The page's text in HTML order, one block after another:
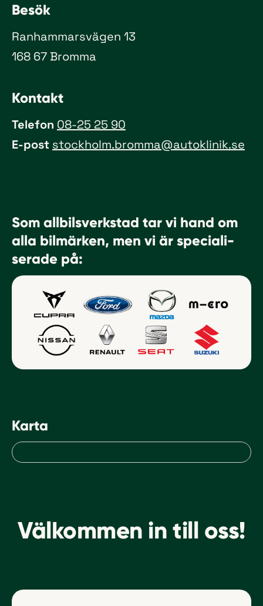
Besök
Ranhammarsvägen 13
168 67 Bromma
Kontakt
Telefon 08-25 25 90
E-post stockholm.bromma@autoklinik.se
Som allbils­verkstad tar vi hand om
alla bil­märken, men vi är speciali­
serade på:
Karta
Kartan är en statisk bild och visar
Välkom­men in till oss!